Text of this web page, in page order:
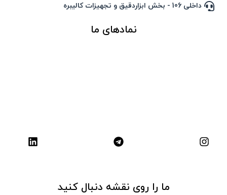
داخلی 106 - بخش ابزاردقیق و تجهیزات کالیبره
نمادهای ما
ما را روی نقشه دنبال کنید